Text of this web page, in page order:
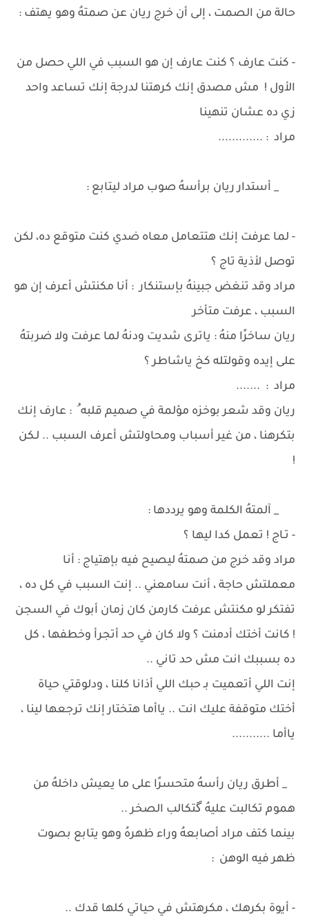
حالة من الصمت ، إلى أن خرج ريان عن صمتهُ وهو يهتف :
- كنت عارف ؟ كنت عارف إن هو السبب في اللي حصل من
الأول ! مش مصدق إنك كرهتنا لدرجة إنك تساعد واحد
زي ده عشان تنهينا
مراد : .............
_ أستدار ريان برأسهُ صوب مراد ليتابع :
- لما عرفت إنك هتتعامل معاه ضدي كنت متوقع ده، لكن
توصل لأذية تاج ؟
مراد وقد تنغض جبينهُ بإستنكار : أنا مكنتش أعرف إن هو
السبب ، عرفت متأخر
ريان ساخرًا منهُ : ياترى شديت ودنهُ لما عرفت ولا ضربتهُ
على إيده وقولتله كخ ياشاطر ؟
مراد : .......
ريان وقد شعر بوخزه مؤلمة في صميم قلبه ُ : عارف إنك
بتكرهنا ، من غير أسباب ومحاولتش أعرف السبب .. لـكن
!
_ آلمتهُ الكلمة وهو يرددها :
- تـاج ! تعمل كدا ليها ؟
مراد وقد خرج من صمتهُ ليصيح فيه بإهتياج : أنا
معملتش حاجة ، أنت سامعني .. إنت السبب في كل ده ،
تفتكر لو مكنتش عرفت كارمن كان زمان أبوك في السجن
! كانت أختك أدمنت ؟ ولا كان في حد أتجرأ وخطفها ، كل
ده بسببك انت مش حد تاني ..
إنت اللي أتعميت بـ حبك اللي أذانا كلنا ، ودلوقتي حياة
أختك متوقفة عليك انت .. ياأما هتختار إنك ترجعها لينا ،
ياأما ...........
_ أطرق ريان رأسهُ متحسرًا على ما يعيش داخلهُ من
هموم تكالبت عليهُ گتكالب الصخر ..
بينما كتف مراد أصابعهُ وراء ظهرهُ وهو يتابع بصوت
ظهر فيه الوهن :
- أيوة بكرهك ، مكرهتش في حياتي كلها قدك ..